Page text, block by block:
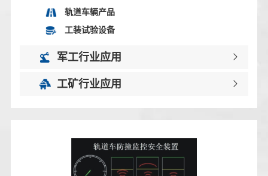
轨道车辆产品
工装试验设备
军工行业应用
工矿行业应用